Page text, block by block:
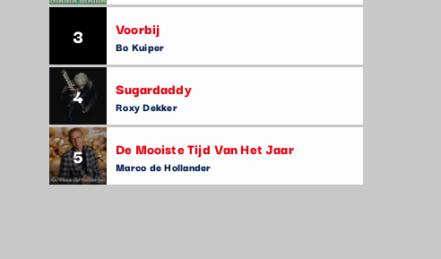
3 Voorbij
Bo Kuiper
4 Sugardaddy
Roxy Dekker
5 De Mooiste Tijd Van Het Jaar
Marco de Hollander